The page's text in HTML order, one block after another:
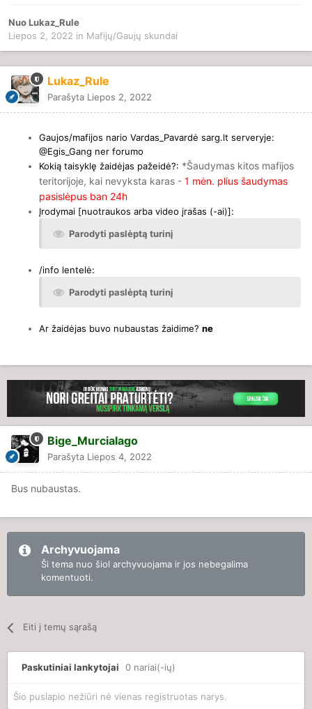
NuoLukaz_Rule
Liepos 2, 2022 in Mafijų/Gaujų skundai
Lukaz_Rule
Parašyta Liepos 2, 2022
Gaujos/mafijos nario Vardas_Pavardė sarg.lt serveryje:
@Egis_Gang ner forumo
Kokią taisyklę žaidėjas pažeidė?: *Šaudymas kitos mafijos
teritorijoje, kai nevyksta karas - 1 mėn. plius šaudymas
pasislėpus ban 24h
Įrodymai [nuotraukos arba video įrašas (-ai)]:
Parodyti paslėptą turinį
/info lentelė:
Parodyti paslėptą turinį
Ar žaidėjas buvo nubaustas žaidime? ne
Bige_Murcialago
Parašyta Liepos 4, 2022
Bus nubaustas.
Archyvuojama
Ši tema nuo šiol archyvuojama ir jos nebegalima
komentuoti.
Eiti į temų sąrašą
Paskutiniai lankytojai 0 nariai(-ių)
Šio puslapio nežiūri nė vienas registruotas narys.